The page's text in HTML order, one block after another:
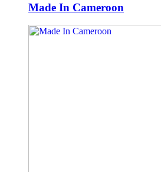
Made In Cameroon